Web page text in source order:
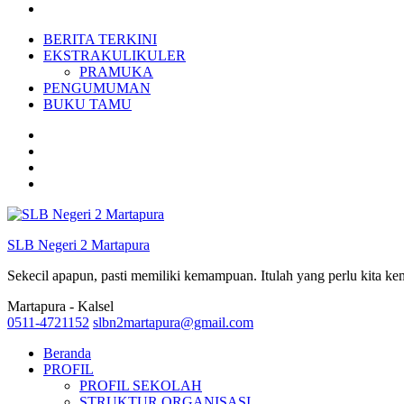
BERITA TERKINI
EKSTRAKULIKULER
PRAMUKA
PENGUMUMAN
BUKU TAMU
SLB Negeri 2 Martapura
Sekecil apapun, pasti memiliki kemampuan. Itulah yang perlu kita
Martapura - Kalsel
0511-4721152 slbn2martapura@gmail.com
Beranda
PROFIL
PROFIL SEKOLAH